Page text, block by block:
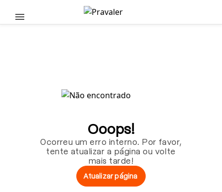
Pular para o conteúdo principal
Ooops!
Ocorreu um erro interno. Por favor,
tente atualizar a página ou volte
mais tarde!
Atualizar página